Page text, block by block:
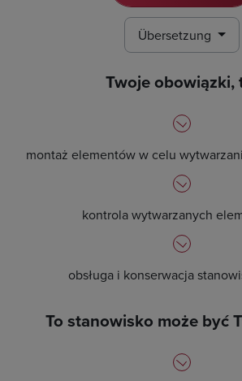
Übersetzung
Twoje obowiązki,
montaż elementów w celu
kontrola wytwarzanych
obsługa i konserwacja
To stanowisko może być